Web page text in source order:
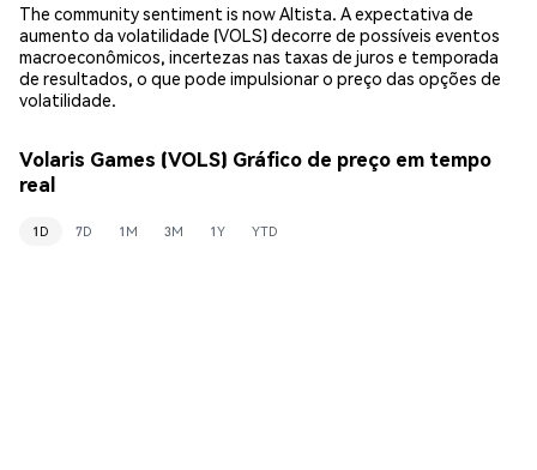
The community sentiment is now Altista. A expectativa de
aumento da volatilidade (VOLS) decorre de possíveis eventos
macroeconômicos, incertezas nas taxas de juros e temporada
de resultados, o que pode impulsionar o preço das opções de
volatilidade.
Volaris Games (VOLS) Gráfico de preço em tempo
real
1D 7D 1M 3M 1Y YTD